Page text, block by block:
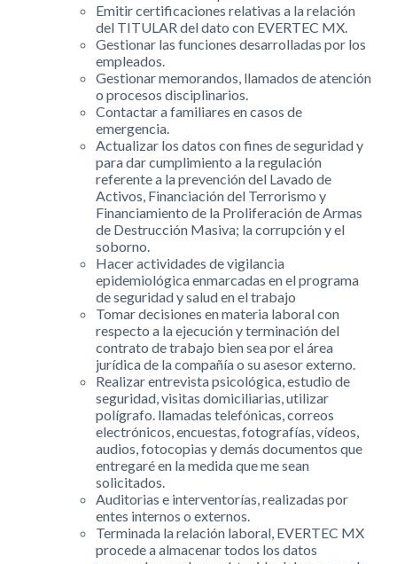
Emitir certificaciones relativas a la relación
del TITULAR del dato con EVERTEC MX.
Gestionar las funciones desarrolladas por los
empleados.
Gestionar memorandos, llamados de atención
o procesos disciplinarios.
Contactar a familiares en casos de
emergencia.
Actualizar los datos con fines de seguridad y
para dar cumplimiento a la regulación
referente a la prevención del Lavado de
Activos, Financiación del Terrorismo y
Financiamiento de la Proliferación de Armas
de Destrucción Masiva; la corrupción y el
soborno.
Hacer actividades de vigilancia
epidemiológica enmarcadas en el programa
de seguridad y salud en el trabajo
Tomar decisiones en materia laboral con
respecto a la ejecución y terminación del
contrato de trabajo bien sea por el área
jurídica de la compañía o su asesor externo.
Realizar entrevista psicológica, estudio de
seguridad, visitas domiciliarias, utilizar
polígrafo. llamadas telefónicas, correos
electrónicos, encuestas, fotografías, vídeos,
audios, fotocopias y demás documentos que
entregaré en la medida que me sean
solicitados.
Auditorias e interventorías, realizadas por
entes internos o externos.
Terminada la relación laboral, EVERTEC MX
procede a almacenar todos los datos